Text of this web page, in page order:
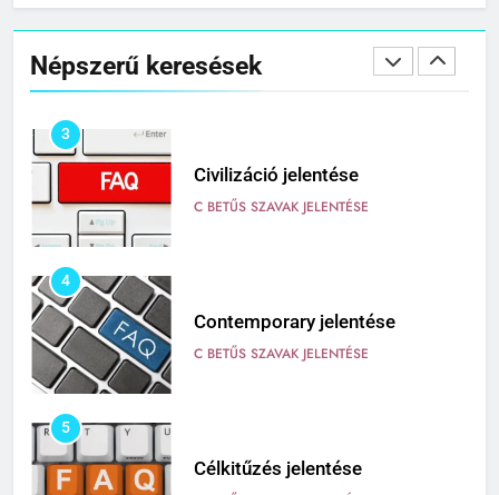
Népszerű keresések
Cingár jelentése
C BETŰS SZAVAK JELENTÉSE
3
Civilizáció jelentése
C BETŰS SZAVAK JELENTÉSE
4
Contemporary jelentése
C BETŰS SZAVAK JELENTÉSE
5
Célkitűzés jelentése